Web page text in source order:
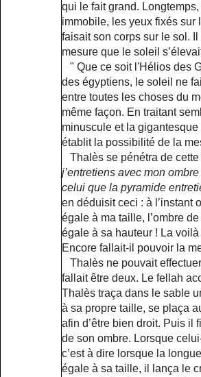
qui le fait grand.
immobile, les yeux fixés sur
faisait son corps sur le sol.
mesure que le soleil
" Que ce soit l'Hélios des
des égyptiens, le soleil ne
entre toutes les choses du
même façon. En traitant
minuscule et la gigantesque
établit la possibilité de la
Thalès se pénétra de cette
j’entretiens avec mon
celui que la pyramide
en déduisit ceci : à l’instant
égale à ma taille, l’ombre
égale à sa hauteur ! La voilà
Encore fallait-il pouvoir la
Thalès ne pouvait effectuer
fallait être deux. Le fellah
Thalès traça dans le sable
à sa propre taille, se plaça
afin d’être bien droit. Puis il
de son ombre. Lorsque
c’est à dire lorsque la
égale à sa taille, il lança le